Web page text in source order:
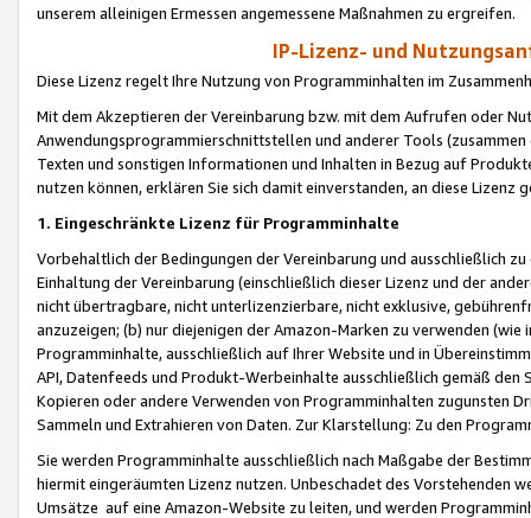
unserem alleinigen Ermessen angemessene Maßnahmen zu ergreifen.
IP-Lizenz- und
Diese Lizenz regelt Ihre Nutzung von Programminhalten im
Mit dem Akzeptieren der Vereinbarung bzw. mit dem Aufrufen oder
Anwendungsprogrammierschnittstellen und anderer Tools (zusammen
Texten und sonstigen Informationen und Inhalten in Bezug auf
nutzen können, erklären Sie sich damit einverstanden, an diese Lizenz
1. Eingeschränkte Lizenz für Programminhalte
Vorbehaltlich der Bedingungen der Vereinbarung und ausschließlich
Einhaltung der Vereinbarung (einschließlich dieser Lizenz und der
nicht übertragbare, nicht unterlizenzierbare, nicht exklusive,
anzuzeigen; (b) nur diejenigen der Amazon-Marken zu verwenden
Programminhalte, ausschließlich auf Ihrer Website und in
API, Datenfeeds und Produkt-Werbeinhalte ausschließlich gemäß
Kopieren oder andere Verwenden von Programminhalten zugunsten
Sammeln und Extrahieren von Daten. Zur Klarstellung: Zu den
Sie werden Programminhalte ausschließlich nach Maßgabe der
hiermit eingeräumten Lizenz nutzen. Unbeschadet des Vorstehenden
Umsätze auf eine Amazon-Website zu leiten, und werden